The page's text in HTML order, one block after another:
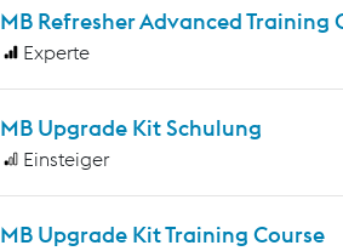
MB Refresher Advanced Training
Experte
MB Upgrade Kit Schulung
Einsteiger
MB Upgrade Kit Training Course